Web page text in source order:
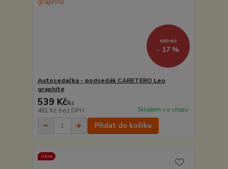
650 Kč
- 17 %
Autosedačka - podsedák CARETERO Leo
graphite
539 Kč/ks
481 Kč bez DPH Skladem v e-shopu
Přidat do košíku
Akce